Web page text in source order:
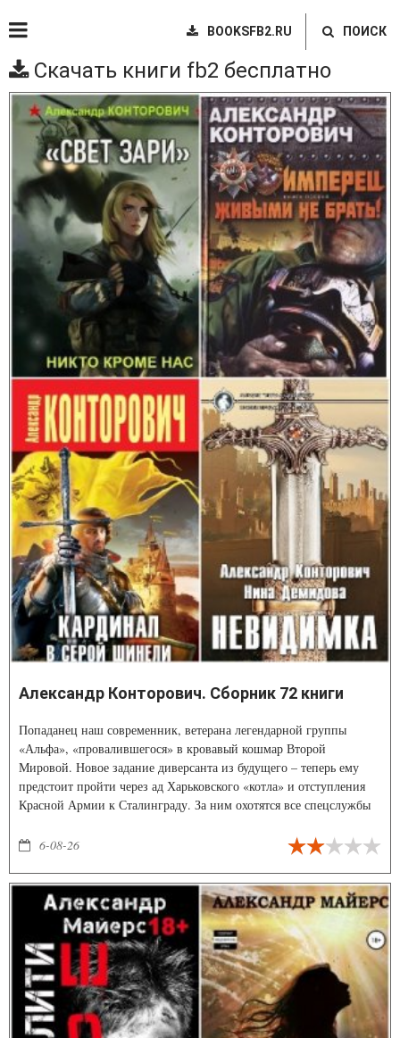
BOOKSFB2.RU ПОИСК
Скачать книги fb2 бесплатно
Александр Конторович. Сборник 72 книги
Попаданец наш современник, ветерана легендарной группы
«Альфа», «провалившегося» в кровавый кошмар Второй
Мировой. Новое задание диверсанта из будущего – теперь ему
предстоит пройти через ад Харьковского «котла» и отступления
Красной Армии к Сталинграду. За ним охотятся все спецслужбы
а присланная на помощь разведгруппа НКВД имеет приказ
ликвидировать его при угрозе захвата противником. Отрезанный
от Большой земли, в полном окружении, на прицеле у
чекистского снайпера, он сколачивает отряд из остатков штрафной
роты и взвода морпехов — и принимает свой последний бой.
6-08-26